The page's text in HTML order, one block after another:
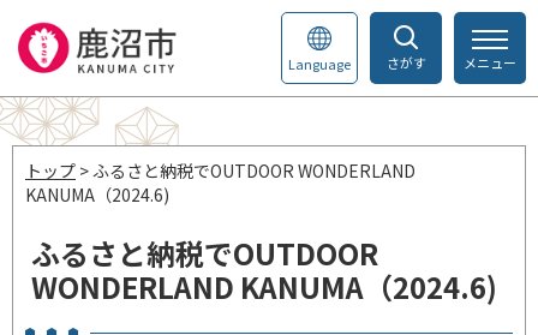
さがす
Language メニュー
トップ > ふるさと納税でOUTDOOR WONDERLAND
KANUMA（2024.6)
ふるさと納税でOUTDOOR
WONDERLAND KANUMA（2024.6)